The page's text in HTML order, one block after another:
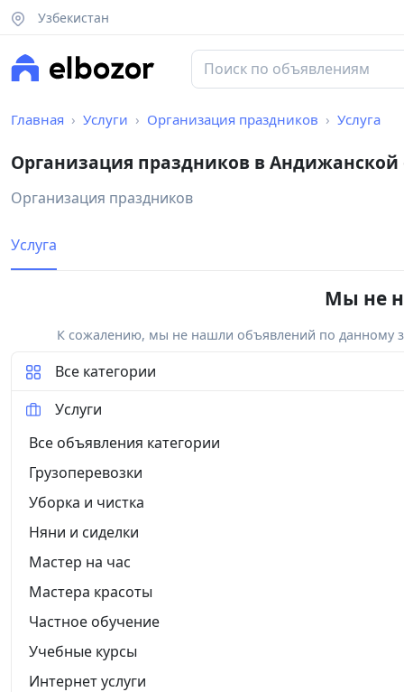
Узбекистан
Главная Услуги Организация праздников Услуга
Организация праздников в Андижанской
Организация праздников
Услуга
Мы не
К сожалению, мы не нашли объявлений по данному
Все категории
Услуги
Все объявления категории
Грузоперевозки
Уборка и чистка
Няни и сиделки
Мастер на час
Мастера красоты
Частное обучение
Учебные курсы
Интернет услуги